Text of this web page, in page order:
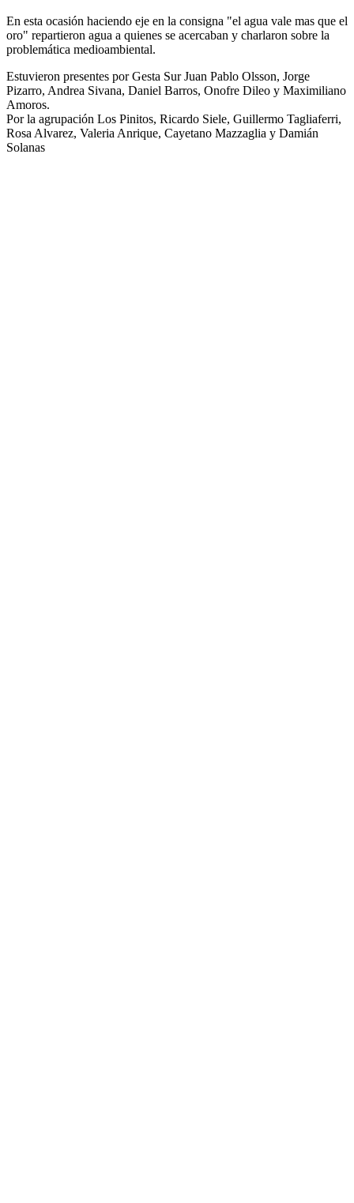
En esta ocasión haciendo eje en la consigna "el agua vale mas que el
oro" repartieron agua a quienes se acercaban y charlaron sobre la
problemática medioambiental.
Estuvieron presentes por Gesta Sur Juan Pablo Olsson, Jorge
Pizarro, Andrea Sivana, Daniel Barros, Onofre Dileo y Maximiliano
Amoros.
Por la agrupación Los Pinitos, Ricardo Siele, Guillermo Tagliaferri,
Rosa Alvarez, Valeria Anrique, Cayetano Mazzaglia y Damián
Solanas